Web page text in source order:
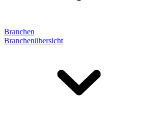
Branchen
Branchenübersicht